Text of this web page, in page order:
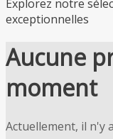
Explorez notre
exceptionnelles
Aucune
moment
Actuellement, il n'y